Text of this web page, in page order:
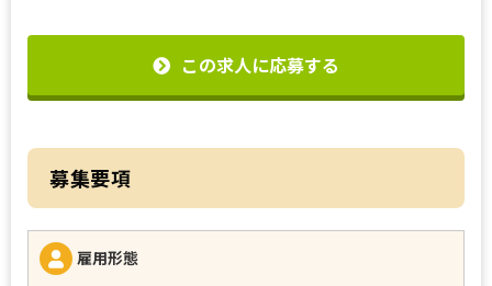
この求人に応募する
募集要項
雇用形態